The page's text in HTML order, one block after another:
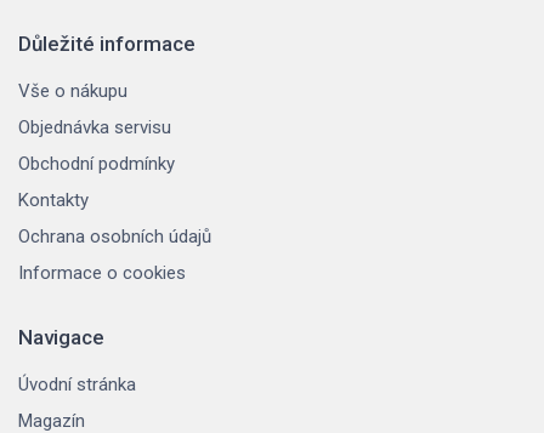
Důležité informace
Vše o nákupu
Objednávka servisu
Obchodní podmínky
Kontakty
Ochrana osobních údajů
Informace o cookies
Navigace
Úvodní stránka
Magazín